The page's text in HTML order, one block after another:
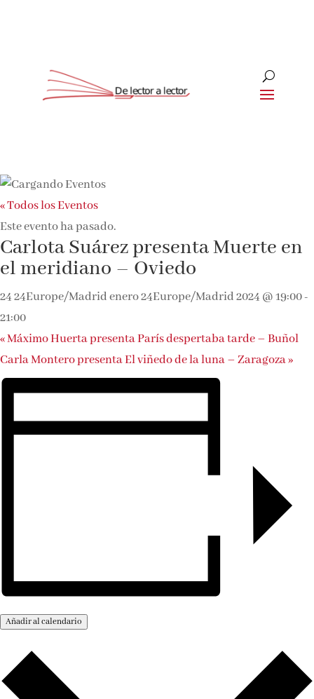
« Todos los Eventos
Este evento ha pasado.
Carlota Suárez presenta Muerte en
el meridiano – Oviedo
24 24Europe/Madrid enero 24Europe/Madrid 2024 @ 19:00-
21:00
«Máximo Huerta presenta París despertaba tarde – Buñol
Carla Montero presenta El viñedo de la luna – Zaragoza»
Añadir al calendario